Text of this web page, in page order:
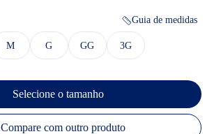
Guia de medidas
M G GG 3G
Selecione o tamanho
Compare com outro produto